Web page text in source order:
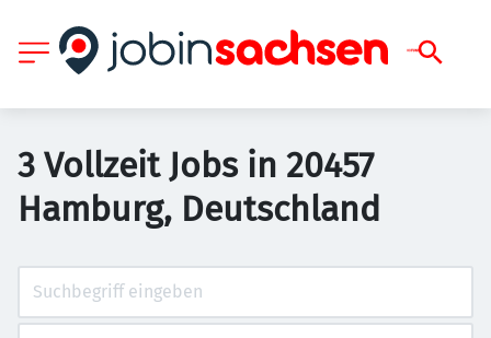
3 Vollzeit Jobs in 20457
Hamburg, Deutschland